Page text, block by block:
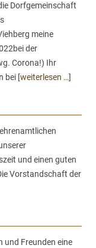
Dorfgemeinschaft
meine
der
Corona!) Ihr
bei [weiterlesen …]
und einen guten
Vorstandschaft der
und Freunden eine